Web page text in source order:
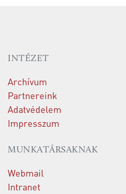
INTÉZET
Archívum
Partnereink
Adatvédelem
Impresszum
MUNKATÁRSAKNAK
Webmail
Intranet